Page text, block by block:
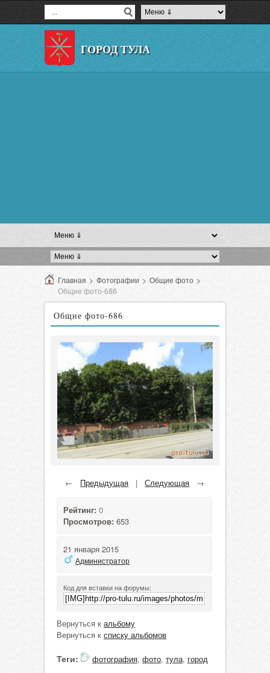
ГОРОД ТУЛА
Главная > Фотографии > Общие фото >
Общие фото-686
Общие фото-686
← Предыдущая |Следующая →
Рейтинг: 0
Просмотров: 653
21 января 2015
Администратор
Код для вставки на форумы:
Вернуться к альбому
Вернуться к списку альбомов
Теги: фотография, фото, тула, город